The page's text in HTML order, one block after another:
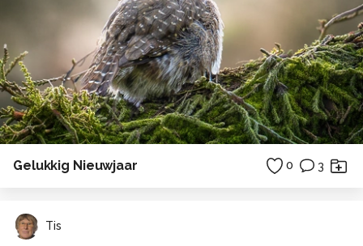
Gelukkig Nieuwjaar 0 3
Tis